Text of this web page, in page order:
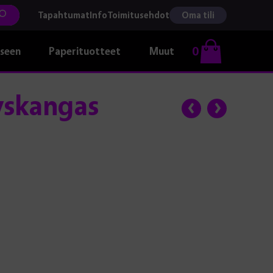
TapahtumatInfoToimitusehdot Oma tili
Paperituotteet Muut 0